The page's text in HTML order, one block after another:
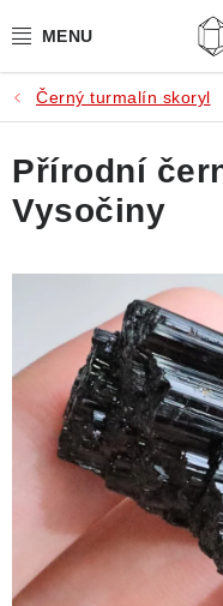
na
PŘÍRODNÍ KAMENY
BROUŠENÉ KAMENY
MISTROVSKÉ KRYSTALY
ŠPERKY S KAMENY
SLEVY
VIDEOGALERIE
KONTAKT
Obchodní podmínky
Poučení o právu na
Černý turmalín skoryl
Přírodní
Vysočiny